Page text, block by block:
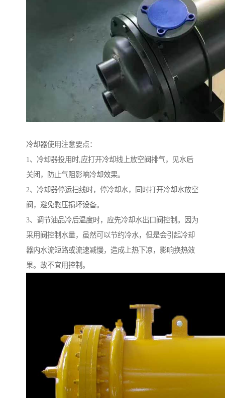
冷却器使用注意要点：
1、冷却器投用时,应打开冷却线上放空阀排气，见水后
关闭，防止气阻影响冷却效果。
2、冷却器停运扫线时，停冷却水，同时打开冷却水放空
阀，避免憋压损坏设备。
3、调节油品冷后温度时，应先冷却水出口阀控制。因为
采用阀控制水量，虽然可以节约冷水，但是会引起冷却
器内水流短路或流速减慢，造成上热下凉，影响换热效
果。故不宜用控制。